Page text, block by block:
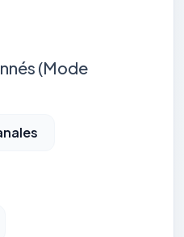
(Mode